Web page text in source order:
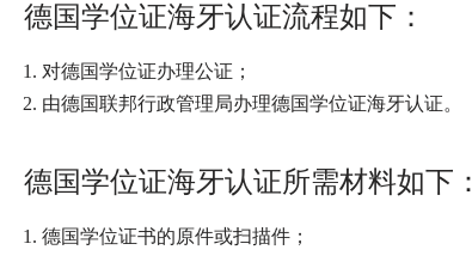
德国学位证海牙认证流程如下：
对德国学位证办理公证；
由德国联邦行政管理局办理德国学位证海牙认证。
德国学位证海牙认证所需材料如下：
德国学位证书的原件或扫描件；